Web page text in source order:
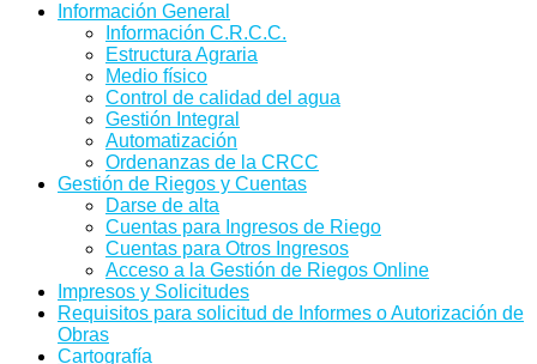
Información General
Información C.R.C.C.
Estructura Agraria
Medio físico
Control de calidad del agua
Gestión Integral
Automatización
Ordenanzas de la CRCC
Gestión de Riegos y Cuentas
Darse de alta
Cuentas para Ingresos de Riego
Cuentas para Otros Ingresos
Acceso a la Gestión de Riegos Online
Impresos y Solicitudes
Requisitos para solicitud de Informes o Autorización de
Obras
Cartografía